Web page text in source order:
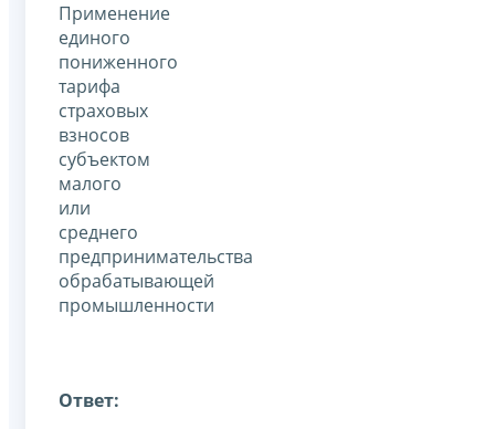
Применение
единого
пониженного
тарифа
страховых
взносов
субъектом
малого
или
среднего
предпринимательства
обрабатывающей
промышленности
Ответ: